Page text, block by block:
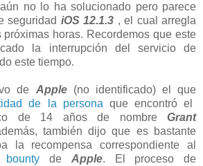
no lo ha solucionado pero parece
seguridad iOS 12.1.3 , el cual arregla
horas. Recordemos que este
la interrupción del servicio de
este tiempo.
de Apple(no identificado) el que
de la persona que encontró el
de 14 años de nombre Grant
también dijo que es bastante
la recompensa correspondiente al
bounty de Apple. El proceso de